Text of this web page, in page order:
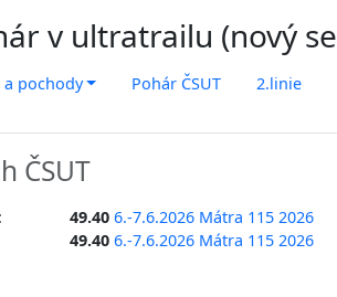
v ultratrailu (nový
a pochody Pohár ČSUT 2.linie
ČSUT
49.40 6.-7.6.2026 Mátra 115 2026
49.40 6.-7.6.2026 Mátra 115 2026